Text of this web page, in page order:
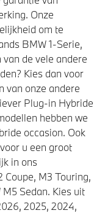
Onze
om te
BMW 1-Serie,
de vele andere
Kies dan voor
van onze andere
Plug-in Hybride
hebben we
occasion. Ook
u een groot
in ons
Coupe, M3 Touring,
Sedan. Kies uit
2025, 2024,